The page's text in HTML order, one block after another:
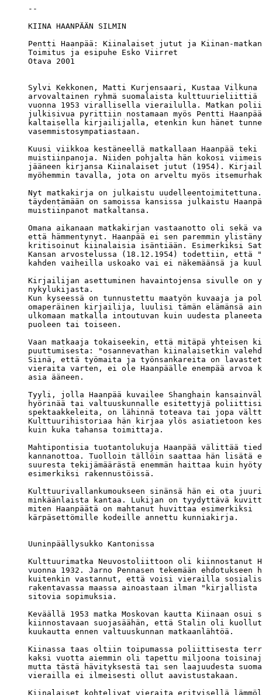
Pentti Haanpää: Kiinalaiset jutut ja Kiinan-
Toimitus ja esipuhe Esko Viirret
Otava 2001
Sylvi Kekkonen, Matti Kurjensaari, Kustaa
arvovaltainen ryhmä suomalaista
vuonna 1953 virallisella vierailulla. Matkan
julkisivua pyrittiin nostamaan myös Pentti
kaltaisella kirjailijalla, etenkin kun hänet
vasemmistosympatiastaan.
Kuusi viikkoa kestäneellä matkallaan Haanpää
muistiinpanoja. Niiden pohjalta hän kokosi
jääneen kirjansa Kiinalaiset jutut (1954).
myöhemmin tavalla, jota on arveltu myös
Nyt matkakirja on julkaistu
täydentämään on samoissa kansissa julkaistu
muistiinpanot matkaltansa.
Omana aikanaan matkakirjan vastaanotto oli sekä
että hämmentynyt. Haanpää ei sen paremmin
kritisoinut kiinalaisia isäntiään. Esimerkiksi
Kansan arvostelussa (18.12.1954) todettiin, että
kahden vaiheilla uskoako vai ei näkemäänsä ja
Kirjailijan asettuminen havaintojensa sivulle on
nykylukijasta.
Kun kyseessä on tunnustettu maatyön kuvaaja
omaperäinen kirjailija, luulisi tämän elämänsä
ulkomaan matkalla intoutuvan kuin uudesta
puoleen tai toiseen.
Vaan matkaaja tokaiseekin, että mitäpä yhteisen
puuttumisesta: "osannevathan kiinalaisetkin
Siinä, että työmaita ja työnsankareita on
vieraita varten, ei ole Haanpäälle enempää arvoa
asia ääneen.
Tyyli, jolla Haanpää kuvailee Shanghain
hyörinää tai valtuuskunnalle esitettyjä
spektaakkeleita, on lähinnä toteava tai jopa
Kulttuurihistoriaa hän kirjaa ylös asiatietoon
kuin kuka tahansa toimittaja.
Mahtipontisia tuotantolukuja Haanpää välittää
kannanottoa. Tuolloin tällöin saattaa hän lisätä
suuresta tekijämäärästä enemmän haittaa kuin
esimerkiksi rakennustöissä.
Kulttuurivallankumoukseen sinänsä hän ei ota
minkäänlaista kantaa. Lukijan on tyydyttävä
miten Haanpäätä on mahtanut huvittaa esimerkiksi
kärpäsettömille kodeille annettu kunniakirja.
Uuninpäällysukko Kantonissa
Kulttuurimatka Neuvostoliittoon oli kiinnostanut
vuonna 1932. Jarno Pennasen tekemään
kuitenkin vastannut, että voisi vierailla
rakentavassa maassa ainoastaan ilman "kirjallista
sitovia sopimuksia.
Keväällä 1953 matka Moskovan kautta Kiinaan
kiinnostavaan suojasäähän, että Stalin oli
kuukautta ennen valtuuskunnan matkaanlähtöä.
Kiinassa taas oltiin toipumassa poliittisesta
kaksi vuotta aiemmin oli tapettu miljoona
mutta tästä hävityksestä tai sen laajuudesta
vierailla ei ilmeisesti ollut aavistustakaan.
Kiinalaiset kohtelivat vieraita erityisellä